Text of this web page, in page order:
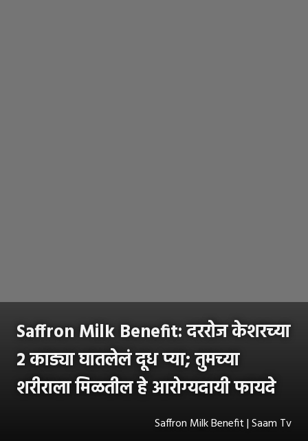
Saffron Milk Benefit: दररोज केशरच्या
२ काड्या घातलेलं दूध प्या; तुमच्या
शरीराला मिळतील हे आरोग्यदायी फायदे
Saffron Milk Benefit | Saam Tv